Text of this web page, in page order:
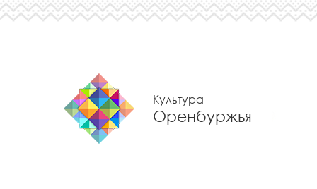
Культура
Оренбуржья